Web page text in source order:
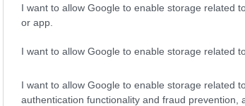
I want to allow Google to enable storage related
or app.
I want to allow Google to enable storage related
I want to allow Google to enable storage related
authentication functionality and fraud prevention,